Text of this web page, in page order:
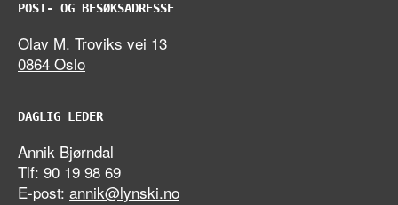
POST- OG BESØKSADRESSE
Olav M. Troviks vei 13
0864 Oslo
DAGLIG LEDER
Annik Bjørndal
Tlf: 90 19 98 69
E-post: annik@lynski.no